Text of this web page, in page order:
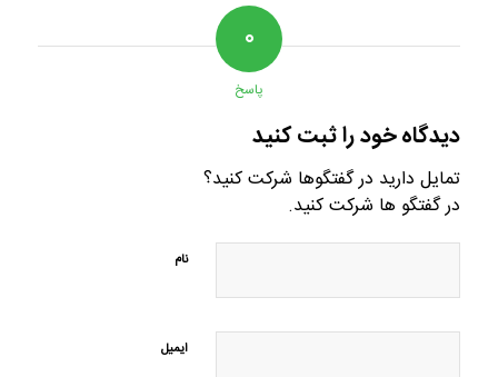
۰
پاسخ
دیدگاه خود را ثبت کنید
تمایل دارید در گفتگوها شرکت کنید؟
در گفتگو ها شرکت کنید.
نام
ایمیل